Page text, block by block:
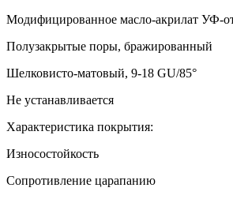
Модифицированное масло-акрилат УФ-
Полузакрытые поры, бражированный
Шелковисто-матовый, 9-18 GU/85°
Не устанавливается
Характеристика покрытия:
Износостойкость
Сопротивление царапанию